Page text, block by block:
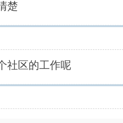
楚
社区的工作呢